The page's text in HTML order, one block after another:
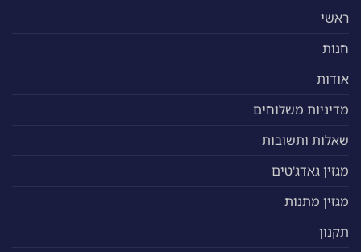
ראשי
חנות
אודות
מדיניות משלוחים
שאלות ותשובות
מגזין גאדג'טים
מגזין מתנות
תקנון